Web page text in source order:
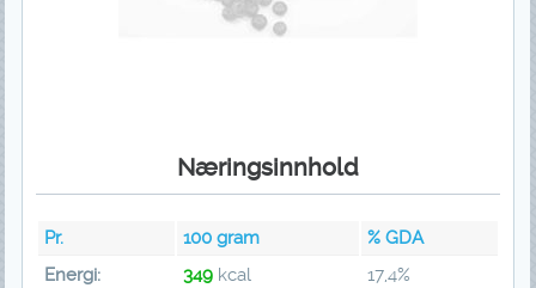
Næringsinnhold
Pr. 100gram
% GDA
Energi:
349kcal
17,4%